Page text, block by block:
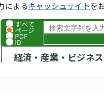
すべて
ページ
PDF
ID
経済・産業・ビジネス
によるキャッシュサイトを